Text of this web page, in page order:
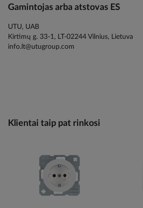
Gamintojas arba atstovas ES
UTU, UAB
Kirtimų g. 33-1, LT-02244 Vilnius, Lietuva
info.lt@utugroup.com
Klientai taip pat rinkosi